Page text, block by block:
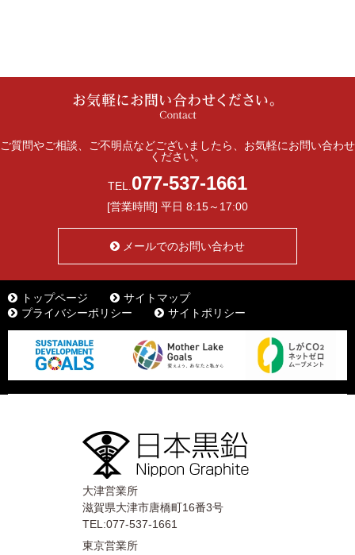
ご質問やご相談、ご不明点などございましたら、お気軽にお問い合わせ
ください。
TEL. 077-537-1661
[営業時間] 平日 8:15～17:00
メールでのお問い合わせ
トップページ
サイトマップ
プライバシーポリシー
サイトポリシー
大津営業所
滋賀県大津市唐橋町16番3号
TEL:077-537-1661
東京営業所